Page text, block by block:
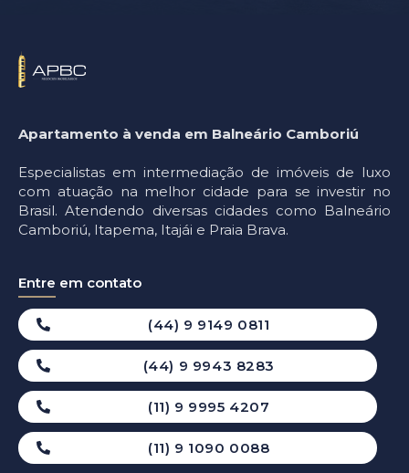
Apartamento à venda em Balneário Camboriú
Especialistas em intermediação de imóveis de luxo
com atuação na melhor cidade para se investir no
Brasil. Atendendo diversas cidades como Balneário
Camboriú, Itapema, Itajái e Praia Brava.
Entre em contato
(44) 9 9149 0811
(44) 9 9943 8283
(11) 9 9995 4207
(11) 9 1090 0088